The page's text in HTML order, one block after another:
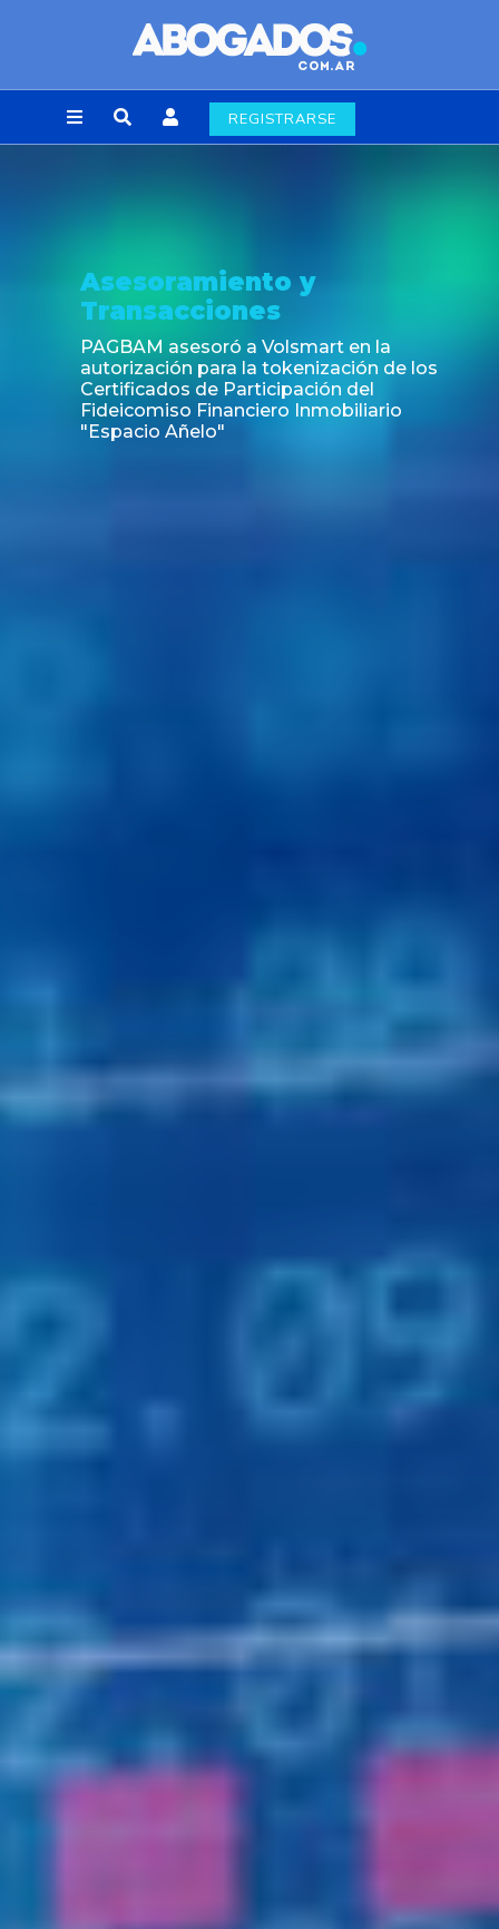
REGISTRARSE
Noticia
Fin de la obligación de rúbrica de los libros
laborales en la Ciudad de Buenos Aires